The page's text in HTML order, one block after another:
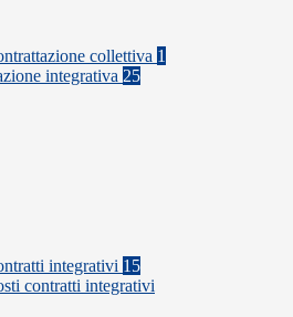
collettiva 1
integrativa 25
integrativi 15
contratti integrativi